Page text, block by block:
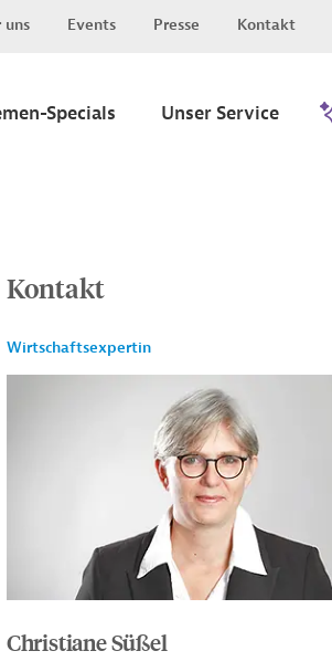
uns Events Presse Kontakt
Specials Unser Service
Kontakt
Wirtschaftsexpertin
Christiane Süßel